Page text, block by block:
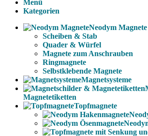
Menü
Kategorien
Neodym Magnete
Scheiben & Stab
Quader & Würfel
Magnete zum Anschrauben
Ringmagnete
Selbstklebende Magnete
Magnetsysteme
Magnetetiketten
Topfmagnete